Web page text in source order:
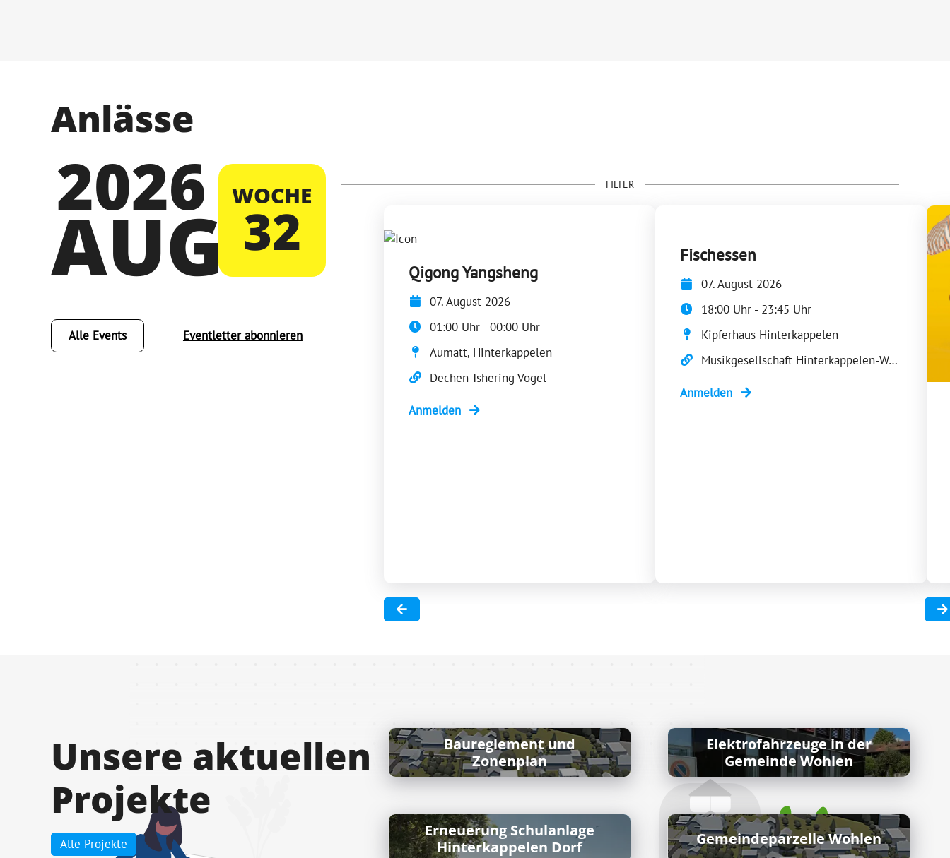
Anlässe
2026 WOCHE
32
AUG
Alle Events Eventletter abonnieren
FILTER
Qigong Yangsheng
07. August 2026
01:00 Uhr - 00:00 Uhr
Aumatt, Hinterkappelen
Dechen Tshering Vogel
Anmelden
Fischessen
07. August 2026
18:00 Uhr - 23:45 Uhr
Kipferhaus Hinterkappelen
Musikgesellschaft Hinterkappelen-Wohlen (MGHW)
Anmelden
Unsere aktuellen
Projekte
Alle Projekte
Baureglement und
Zonenplan
Elektrofahrzeuge in der
Gemeinde Wohlen
Erneuerung Schulanlage
Hinterkappelen Dorf
Gemeindeparzelle Wohlen